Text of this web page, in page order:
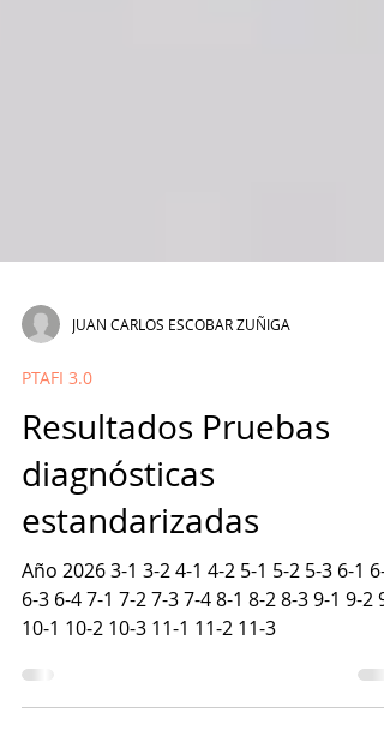
JUAN CARLOS ESCOBAR ZUÑIGA
PTAFI 3.0
Resultados Pruebas
diagnósticas
estandarizadas
Año 2026 3-1 3-2 4-1 4-2 5-1 5-2 5-3 6-1 6-2
10-1 10-2 10-3 11-1 11-2 11-3